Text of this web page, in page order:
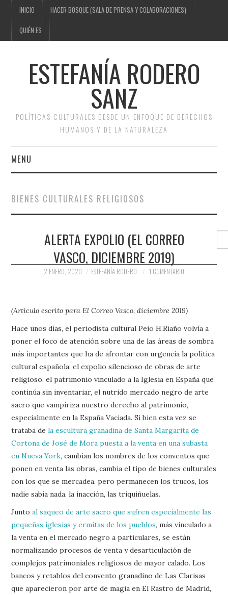
INICIO HACER BOSQUE (SALA DE PRENSA Y COLABORACIONES)
QUIÉN ES
ESTEFANÍA RODERO
SANZ
POLÍTICAS CULTURALES DESDE UN ENFOQUE DE DERECHOS
HUMANOS Y DE LA NATURALEZA
MENU
HACER BOSQUE (SALA DE
PRENSA Y
COLABORACIONES)
BIENES CULTURALES RELIGIOSOS
ALERTA EXPOLIO (EL CORREO
VASCO, DICIEMBRE 2019)
2 ENERO, 2020 ESTEFANÍA RODERO 1 COMENTARIO
(Artículo escrito para El Correo Vasco, diciembre 2019)
Hace unos días, el periodista cultural Peio H.Riaño volvía a
poner el foco de atención sobre una de las áreas de sombra
más importantes que ha de afrontar con urgencia la política
cultural española: el expolio silencioso de obras de arte
religioso, el patrimonio vinculado a la Iglesia en España que
continúa sin inventariar, el nutrido mercado negro de arte
sacro que vampiriza nuestro derecho al patrimonio,
especialmente en la España Vaciada. Si bien esta vez se
trataba de la escultura granadina de Santa Margarita de
Cortona de José de Mora puesta a la venta en una subasta
en Nueva York, cambian los nombres de los conventos que
ponen en venta las obras, cambia el tipo de bienes culturales
con los que se mercadea, pero permanecen los trucos, los
nadie sabía nada, la inacción, las triquiñuelas.
Juntoal saqueo de arte sacro que sufren especialmente las
pequeñas iglesias y ermitas de los pueblos, más vinculado a
la venta en el mercado negro a particulares, se están
normalizando procesos de venta y desarticulación de
complejos patrimoniales religiosos de mayor calado. Los
bancos y retablos del convento granadino de Las Clarisas
que aparecieron por arte de magia en El Rastro de Madrid,